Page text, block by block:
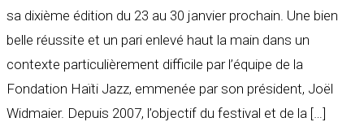
sa dixième édition du 23 au 30 janvier prochain. Une bien
belle réussite et un pari enlevé haut la main dans un
contexte particulièrement difficile par l’équipe de la
Fondation Haïti Jazz, emmenée par son président, Joël
Widmaier. Depuis 2007, l’objectif du festival et de la […]